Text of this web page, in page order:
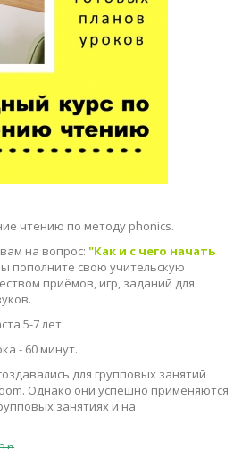
чтению по методу phonics.
на вопрос: "Как и с чего начать
пополните свою учительскую
приёмов, игр, заданий для
5-7 лет.
- 60 минут.
для групповых занятий
Однако они успешно применяются
занятиях и на